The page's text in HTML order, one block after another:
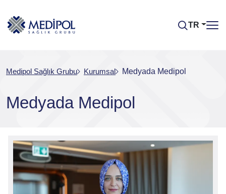
TR
Medipol Sağlık Grubu Kurumsal Medyada Medipol
Medyada Medipol